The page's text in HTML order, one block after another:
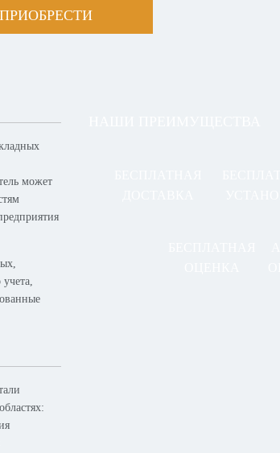
ПРИОБРЕСТИ
может